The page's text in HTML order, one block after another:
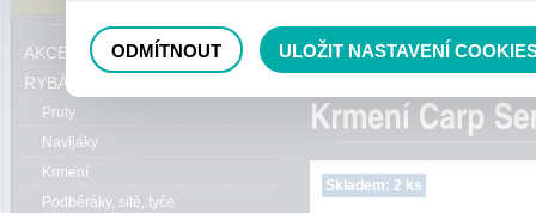
Právě se nacházíte:
Method mixy
Skladem: 2 ks
AKCE, SLEVY, VÝPRODEJ
RYBÁŘSKÝ SORTIMENT
Pruty
Navijáky
Krmení
Podběráky, sítě, tyče
ODMÍTNOUT ULOŽIT NASTAVENÍ